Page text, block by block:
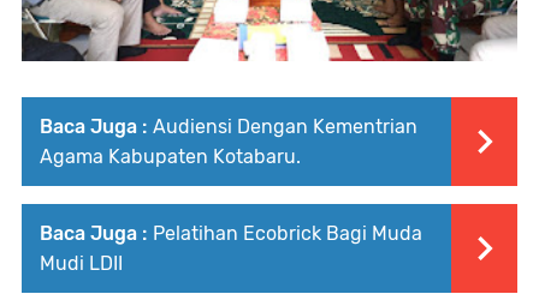
Baca Juga : Audiensi Dengan Kementrian
Agama Kabupaten Kotabaru.
Baca Juga : Pelatihan Ecobrick Bagi Muda
Mudi LDII